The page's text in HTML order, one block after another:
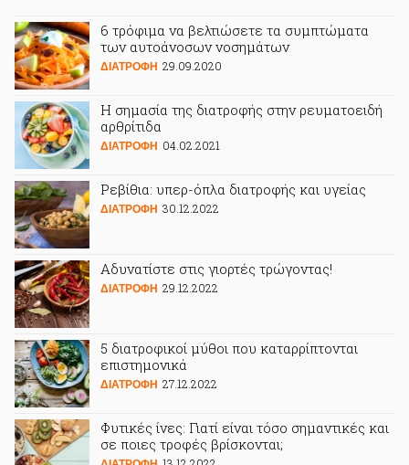
6 τρόφιμα να βελτιώσετε τα συμπτώματα
των αυτοάνοσων νοσημάτων
ΔΙΑΤΡΟΦΗ 29.09.2020
Η σημασία της διατροφής στην ρευματοειδή
αρθρίτιδα
ΔΙΑΤΡΟΦΗ 04.02.2021
Ρεβίθια: υπερ-όπλα διατροφής και υγείας
ΔΙΑΤΡΟΦΗ 30.12.2022
Αδυνατίστε στις γιορτές τρώγοντας!
ΔΙΑΤΡΟΦΗ 29.12.2022
5 διατροφικοί μύθοι που καταρρίπτονται
επιστημονικά
ΔΙΑΤΡΟΦΗ 27.12.2022
Φυτικές ίνες: Γιατί είναι τόσο σημαντικές και
σε ποιες τροφές βρίσκονται;